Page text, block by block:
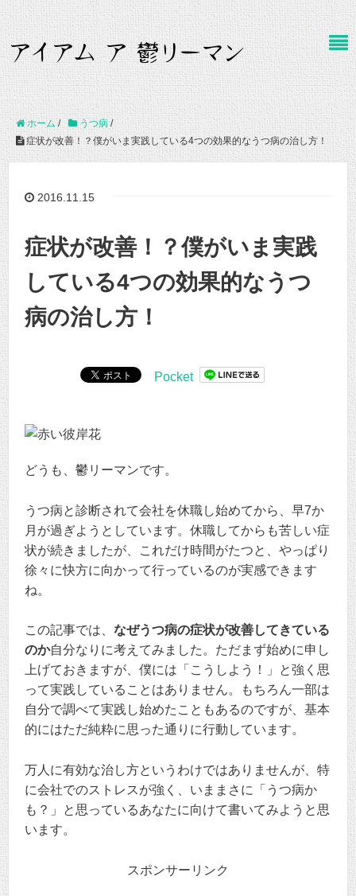
ホーム / うつ病 /
症状が改善！？僕がいま実践している4つの効果的なうつ病の治し方！
2016.11.15
症状が改善！？僕がいま実践
している4つの効果的なうつ
病の治し方！
Pocket
どうも、鬱リーマンです。
うつ病と診断されて会社を休職し始めてから、早7か
月が過ぎようとしています。休職してからも苦しい症
状が続きましたが、これだけ時間がたつと、やっぱり
徐々に快方に向かって行っているのが実感できます
ね。
この記事では、 なぜうつ病の症状が改善してきている
のか自分なりに考えてみました。ただまず始めに申し
上げておきますが、僕には「こうしよう！」と強く思
って実践していることはありません。もちろん一部は
自分で調べて実践し始めたこともあるのですが、基本
的にはただ純粋に思った通りに行動しています。
万人に有効な治し方というわけではありませんが、特
に会社でのストレスが強く、いままさに「うつ病か
も？」と思っているあなたに向けて書いてみようと思
います。
スポンサーリンク